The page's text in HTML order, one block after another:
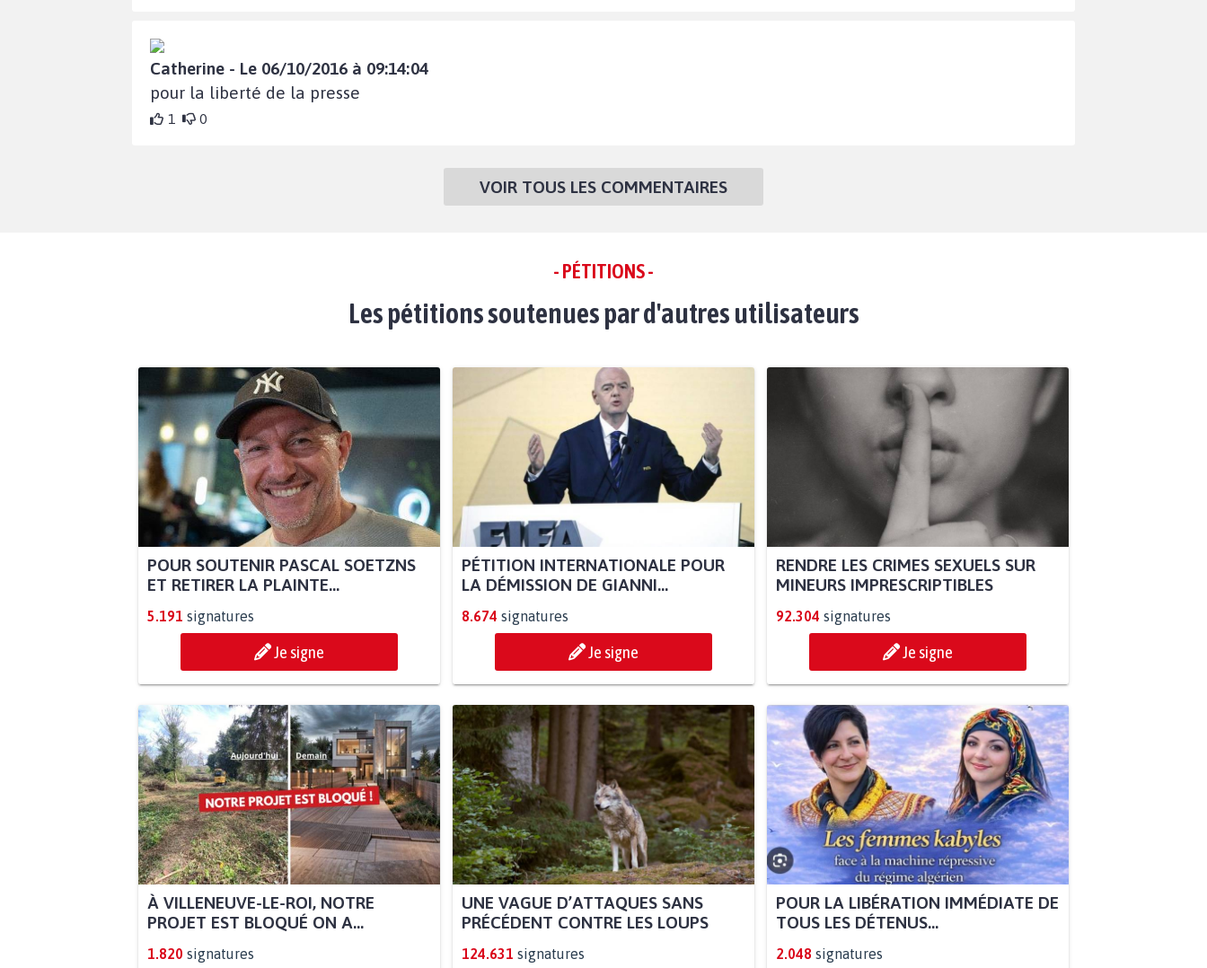
Catherine - Le 06/10/2016 à 09:14:04
pour la liberté de la presse
1 0
VOIR TOUS LES COMMENTAIRES
- PÉTITIONS -
Les pétitions soutenues par d'autres utilisateurs
POUR SOUTENIR PASCAL SOETZNS
ET RETIRER LA PLAINTE...
5.191 signatures
Je signe
PÉTITION INTERNATIONALE POUR
LA DÉMISSION DE GIANNI...
8.674 signatures
Je signe
RENDRE LES CRIMES SEXUELS SUR
MINEURS IMPRESCRIPTIBLES
92.304 signatures
Je signe
À VILLENEUVE-LE-ROI, NOTRE
PROJET EST BLOQUÉ ON A...
1.820 signatures
UNE VAGUE D’ATTAQUES SANS
PRÉCÉDENT CONTRE LES LOUPS
124.631 signatures
POUR LA LIBÉRATION IMMÉDIATE DE
TOUS LES DÉTENUS...
2.048 signatures